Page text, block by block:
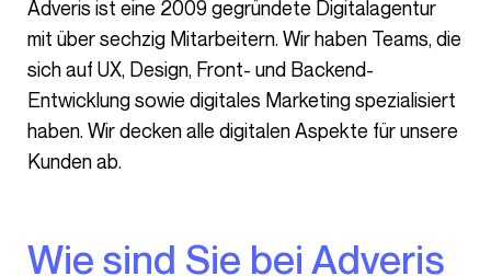
Adveris ist eine 2009 gegründete Digitalagentur
mit über sechzig Mitarbeitern. Wir haben Teams, die
sich auf UX, Design, Front- und Backend-
Entwicklung sowie digitales Marketing spezialisiert
haben. Wir decken alle digitalen Aspekte für unsere
Kunden ab.
Wie sind Sie bei Adveris